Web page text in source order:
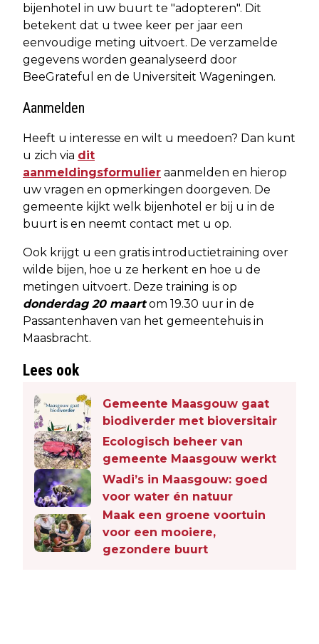
bijenhotel in uw buurt te "adopteren". Dit
betekent dat u twee keer per jaar een
eenvoudige meting uitvoert. De verzamelde
gegevens worden geanalyseerd door
BeeGrateful en de Universiteit Wageningen.
Aanmelden
Heeft u interesse en wilt u meedoen? Dan kunt
u zich via dit
aanmeldingsformulier aanmelden en hierop
uw vragen en opmerkingen doorgeven. De
gemeente kijkt welk bijenhotel er bij u in de
buurt is en neemt contact met u op.
Ook krijgt u een gratis introductietraining over
wilde bijen, hoe u ze herkent en hoe u de
metingen uitvoert. Deze training is op
donderdag 20 maartom 19.30 uur in de
Passantenhaven van het gemeentehuis in
Maasbracht.
Lees ook
Gemeente Maasgouw gaat
biodiverder met bioversitair
Ecologisch beheer van
gemeente Maasgouw werkt
Wadi’s in Maasgouw: goed
voor water én natuur
Maak een groene voortuin
voor een mooiere,
gezondere buurt